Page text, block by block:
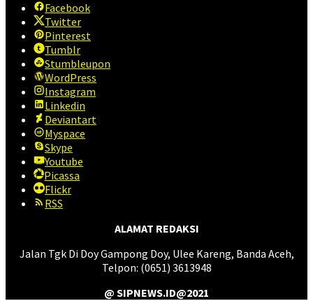
Facebook
Twitter
Pinterest
Tumblr
Stumbleupon
WordPress
Instagram
Linkedin
Deviantart
Myspace
Skype
Youtube
Picassa
Flickr
RSS
ALAMAT REDAKSI
Jalan Tgk Di Doy Gampong Doy, Ulee Kareng, Banda Aceh,
Telpon: (0651) 3613948
@ SIPNEWS.ID@2021